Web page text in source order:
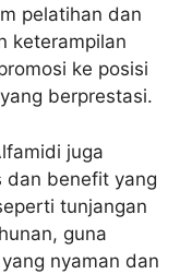
pelatihan dan
keterampilan
ke posisi
berprestasi.
juga
dan benefit yang
tunjangan
guna
nyaman dan